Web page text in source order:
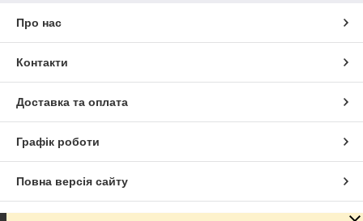
Найбільш популярний серед
Про нас
Контакти
Доставка та оплата
Графік роботи
Повна версія сайту